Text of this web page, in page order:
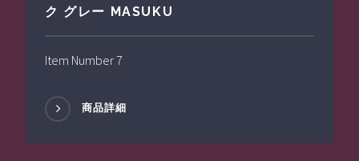
ク グレー MASUKU
Item Number 7
商品詳細